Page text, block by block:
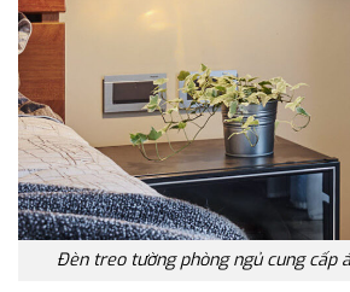
Đèn treo tường phòng ngủ cung cấp